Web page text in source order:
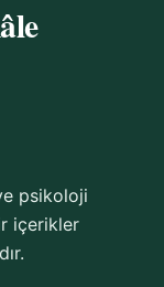
psikoloji
içerikler